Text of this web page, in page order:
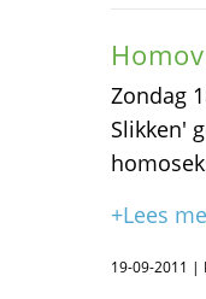
Zondag
Slikken'
+Lees
19-09-2011 |